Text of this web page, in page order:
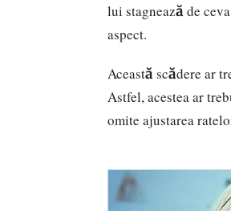
lui stagnează de
aspect.
Această scădere ar
Astfel, acestea ar
omite ajustarea